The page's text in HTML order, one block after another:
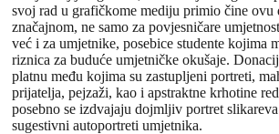
svoj rad u grafičkome mediju primio čine ovu
značajnom, ne samo za povjesničare
već i za umjetnike, posebice studente kojima
riznica za buduće umjetničke okušaje.
platnu među kojima su zastupljeni portreti,
prijatelja, pejzaži, kao i apstraktne krhotine
posebno se izdvajaju dojmljiv portret
sugestivni autoportreti umjetnika.